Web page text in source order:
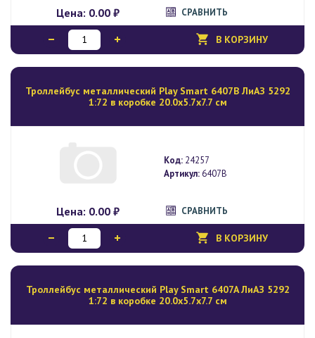
Цена: 0.00 ₽ СРАВНИТЬ
В КОРЗИНУ
Троллейбус металлический Play Smart 6407B ЛиАЗ 5292
1:72 в коробке 20.0х5.7х7.7 см
Цена: 0.00 ₽
Код: 24257
Артикул: 6407B
СРАВНИТЬ
В КОРЗИНУ
Троллейбус металлический Play Smart 6407A ЛиАЗ 5292
1:72 в коробке 20.0х5.7х7.7 см